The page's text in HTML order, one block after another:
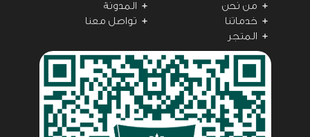
من نحن
خدماتنا
المتجر
المدونة
تواصل معنا